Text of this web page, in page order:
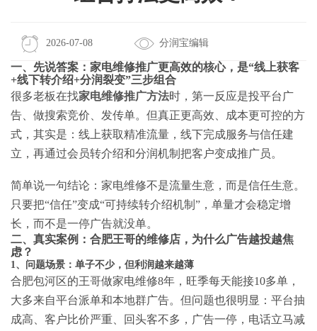
2026-07-08 分润宝编辑
一、先说答案：家电维修推广更高效的核心，是“线上获客
+线下转介绍+分润裂变”三步组合
很多老板在找家电维修推广方法时，第一反应是投平台广
告、做搜索竞价、发传单。但真正更高效、成本更可控的方
式，其实是：线上获取精准流量，线下完成服务与信任建
立，再通过会员转介绍和分润机制把客户变成推广员。
简单说一句结论：家电维修不是流量生意，而是信任生意。
只要把“信任”变成“可持续转介绍机制”，单量才会稳定增
长，而不是一停广告就没单。
二、真实案例：合肥王哥的维修店，为什么广告越投越焦
虑？
1、问题场景：单子不少，但利润越来越薄
合肥包河区的王哥做家电维修8年，旺季每天能接10多单，
大多来自平台派单和本地群广告。但问题也很明显：平台抽
成高、客户比价严重、回头客不多，广告一停，电话立马减